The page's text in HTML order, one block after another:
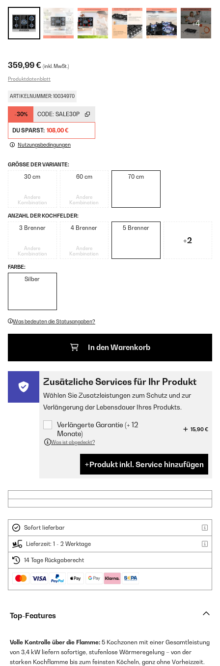
+4
359,99 € (inkl. MwSt.)
Produktdatenblatt
ARTIKELNUMMER: 10034970
-30% CODE: SALE30P
DU SPARST: 108,00 €
Nutzungsbedingungen
GRÖSSE DER VARIANTE:
30 cm
Andere
Kombination
60 cm
Andere
Kombination
70 cm
ANZAHL DER KOCHFELDER:
3 Brenner
Andere
Kombination
4 Brenner
Andere
Kombination
5 Brenner
+2
FARBE:
Silber
Was bedeuten die Statusangaben?
In den Warenkorb
Zusätzliche Services für Ihr Produkt
Wählen Sie Zusatzleistungen zum Schutz und zur
Verlängerung der Lebensdauer Ihres Produkts.
Verlängerte Garantie (+ 12
Monate)
15,90 €
Was ist abgedeckt?
Produkt inkl. Service hinzufügen
Sofort lieferbar
Lieferzeit: 1 - 2 Werktage
14 Tage Rückgaberecht
Top-Features
Volle Kontrolle über die Flamme: 5 Kochzonen mit einer Gesamtleistung
von 3,4 kW liefern sofortige, stufenlose Wärmeregelung – von der
starken Kochflamme bis zum feinsten Köcheln, ganz ohne Vorheizzeit.